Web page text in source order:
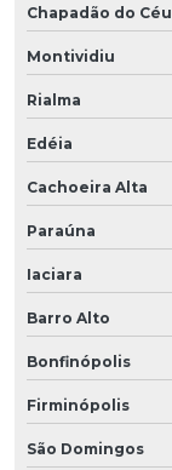
Chapadão do Céu
Montividiu
Rialma
Edéia
Cachoeira Alta
Paraúna
Iaciara
Barro Alto
Bonfinópolis
Firminópolis
São Domingos